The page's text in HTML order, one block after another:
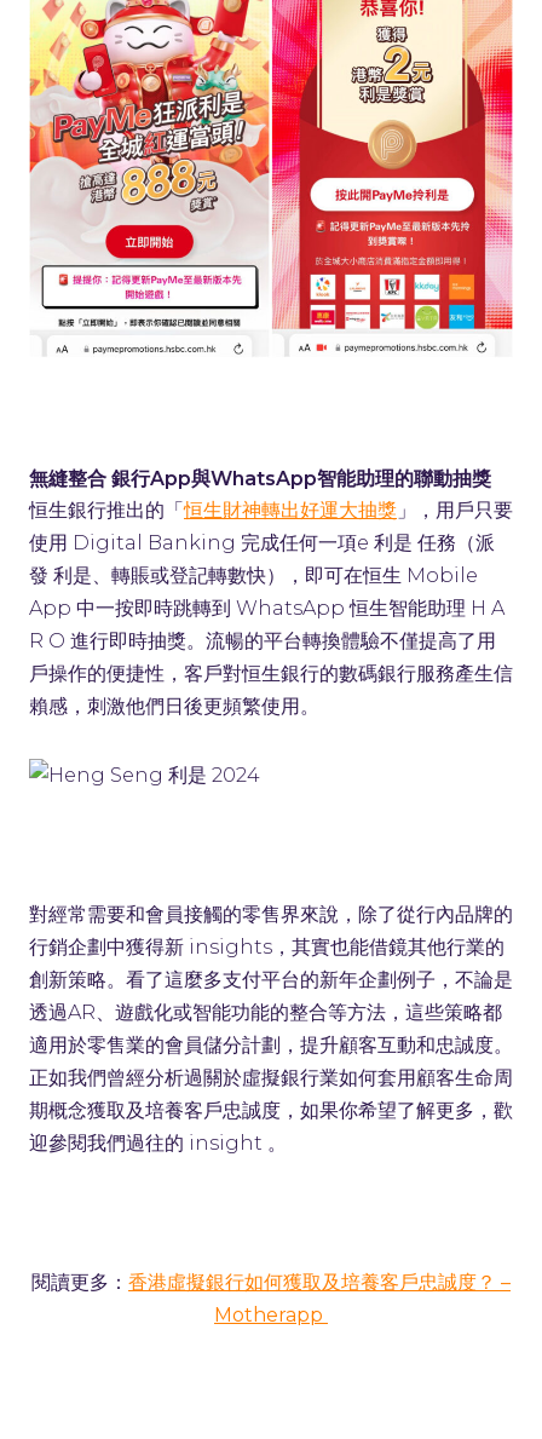
無縫整合 銀行App與WhatsApp智能助理的聯動抽獎
恒生銀行推出的「恒生財神轉出好運大抽獎 」，用戶只要
使用 Digital Banking 完成任何一項e 利是 任務（派
發 利是、轉賬或登記轉數快），即可在恒生 Mobile
App 中一按即時跳轉到 WhatsApp 恒生智能助理 H A
R O 進行即時抽獎。流暢的平台轉換體驗不僅提高了用
戶操作的便捷性，客戶對恒生銀行的數碼銀行服務產生信
賴感，刺激他們日後更頻繁使用。
對經常需要和會員接觸的零售界來說，除了從行內品牌的
行銷企劃中獲得新 insights，其實也能借鏡其他行業的
創新策略。看了這麼多支付平台的新年企劃例子，不論是
透過AR、遊戲化或智能功能的整合等方法，這些策略都
適用於零售業的會員儲分計劃，提升顧客互動和忠誠度。
正如我們曾經分析過關於虛擬銀行業如何套用顧客生命周
期概念獲取及培養客戶忠誠度，如果你希望了解更多，歡
迎參閱我們過往的 insight 。
閱讀更多： 香港虛擬銀行如何獲取及培養客戶忠誠度？ –
Motherapp